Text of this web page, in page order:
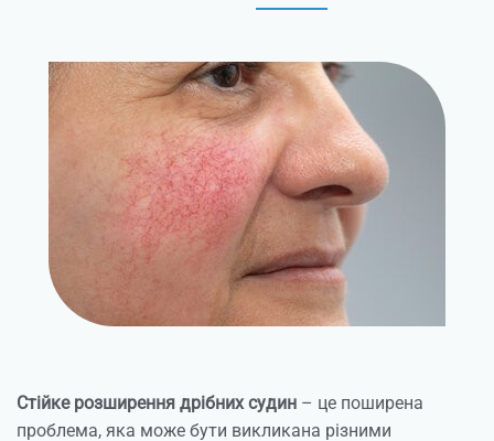
Стійке розширення дрібних судин – це поширена
проблема, яка може бути викликана різними